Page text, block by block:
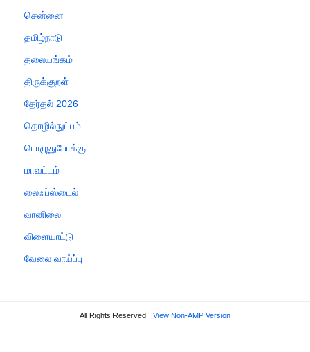
சென்னை
தமிழ்நாடு
தலையங்கம்
திருக்குறள்
தேர்தல் 2026
தொழில்நுட்பம்
பொழுதுபோக்கு
மாவட்டம்
லைஃப்ஸ்டைல்
வானிலை
விளையாட்டு
வேலை வாய்ப்பு
All Rights Reserved View Non-AMP Version